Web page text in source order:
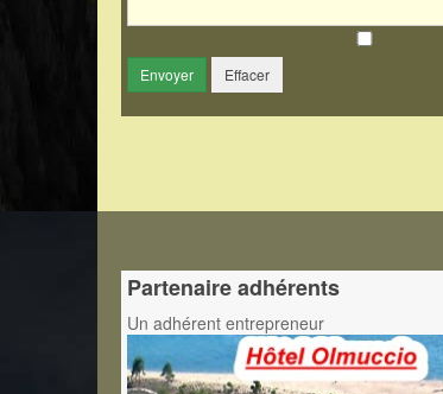
Envoyer Effacer
Partenaire adhérents
Un adhérent entrepreneur